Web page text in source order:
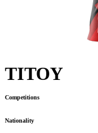
TITOY
Competitions
Nationality